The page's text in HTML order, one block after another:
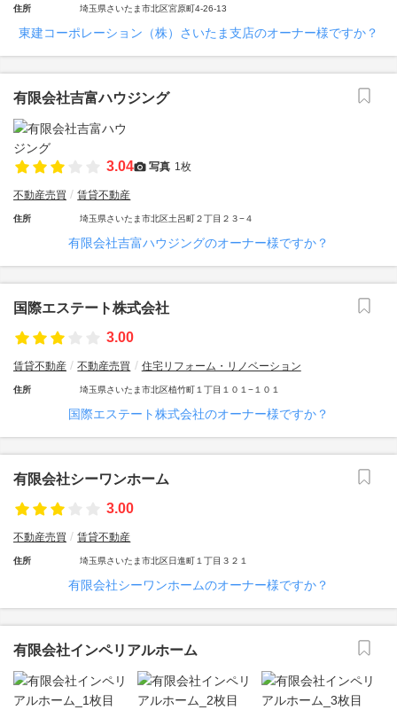
住所 埼玉県さいたま市北区宮原町4-26-13
東建コーポレーション（株）さいたま支店のオーナー様ですか？
有限会社吉富ハウジング
3.04 写真 1枚
不動産売買 賃貸不動産
住所 埼玉県さいたま市北区土呂町２丁目２３−４
有限会社吉富ハウジングのオーナー様ですか？
国際エステート株式会社
3.00
賃貸不動産 不動産売買 住宅リフォーム・リノベーション
住所 埼玉県さいたま市北区植竹町１丁目１０１−１０１
国際エステート株式会社のオーナー様ですか？
有限会社シーワンホーム
3.00
不動産売買 賃貸不動産
住所 埼玉県さいたま市北区日進町１丁目３２１
有限会社シーワンホームのオーナー様ですか？
有限会社インペリアルホーム